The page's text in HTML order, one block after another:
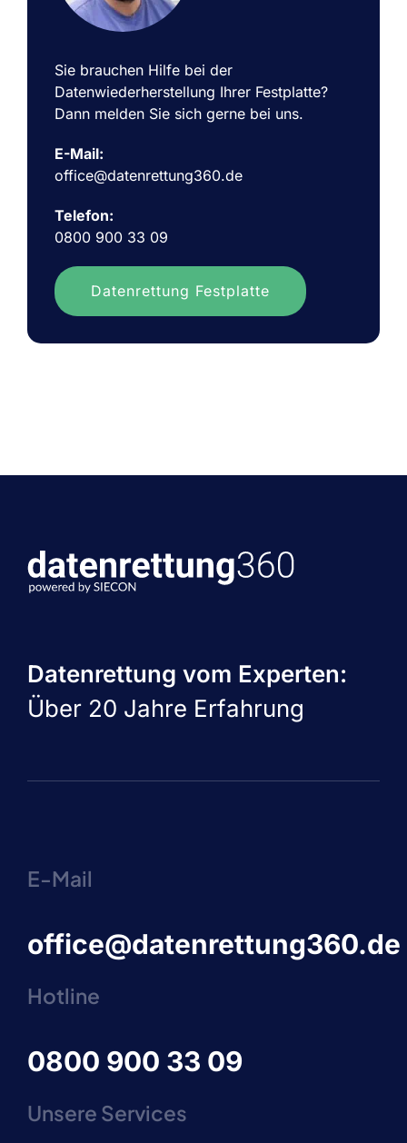
Sie brauchen Hilfe bei der
Datenwiederherstellung Ihrer Festplatte?
Dann melden Sie sich gerne bei uns.
E-Mail:
office@datenrettung360.de
Telefon:
0800 900 33 09
Datenrettung Festplatte
Datenrettung vom Experten:
Über 20 Jahre Erfahrung
E-Mail
office@datenrettung360.de
Hotline
0800 900 33 09
Unsere Services